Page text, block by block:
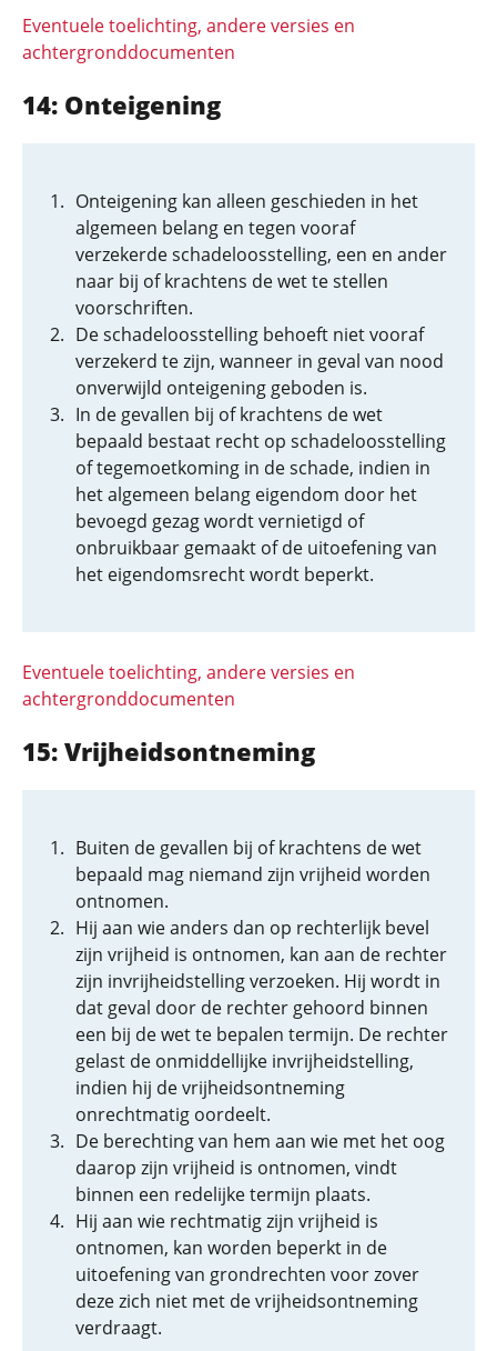
Eventuele toelichting, andere versies en
achtergronddocumenten
14: Onteigening
Onteigening kan alleen geschieden in het
algemeen belang en tegen vooraf
verzekerde schadeloosstelling, een en ander
naar bij of krachtens de wet te stellen
voorschriften.
De schadeloosstelling behoeft niet vooraf
verzekerd te zijn, wanneer in geval van nood
onverwijld onteigening geboden is.
In de gevallen bij of krachtens de wet
bepaald bestaat recht op schadeloosstelling
of tegemoetkoming in de schade, indien in
het algemeen belang eigendom door het
bevoegd gezag wordt vernietigd of
onbruikbaar gemaakt of de uitoefening van
het eigendomsrecht wordt beperkt.
Eventuele toelichting, andere versies en
achtergronddocumenten
15: Vrijheidsontne­ming
Buiten de gevallen bij of krachtens de wet
bepaald mag niemand zijn vrijheid worden
ontnomen.
Hij aan wie anders dan op rechterlijk bevel
zijn vrijheid is ontnomen, kan aan de rechter
zijn invrijheidstelling verzoeken. Hij wordt in
dat geval door de rechter gehoord binnen
een bij de wet te bepalen termijn. De rechter
gelast de onmiddellijke invrijheidstelling,
indien hij de vrijheidsontneming
onrechtmatig oordeelt.
De berechting van hem aan wie met het oog
daarop zijn vrijheid is ontnomen, vindt
binnen een redelijke termijn plaats.
Hij aan wie rechtmatig zijn vrijheid is
ontnomen, kan worden beperkt in de
uitoefening van grondrechten voor zover
deze zich niet met de vrijheidsontneming
verdraagt.